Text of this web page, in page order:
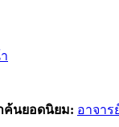
ค้นยอดนิยม: อาจาร